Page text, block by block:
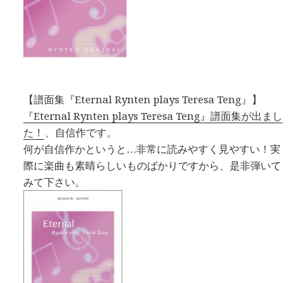
【譜面集『Eternal Rynten plays Teresa Teng』】
『Eternal Rynten plays Teresa Teng』譜面集が出まし
た！
、自信作です。
何が自信作かというと…非常に読みやすく見やすい！実
際に楽曲も素晴らしいものばかりですから、是非弾いて
みて下さい。